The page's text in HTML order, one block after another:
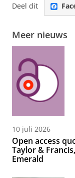
Deel dit
Meer nieuws
10 juli 2026
Open access
Taylor &
Emerald